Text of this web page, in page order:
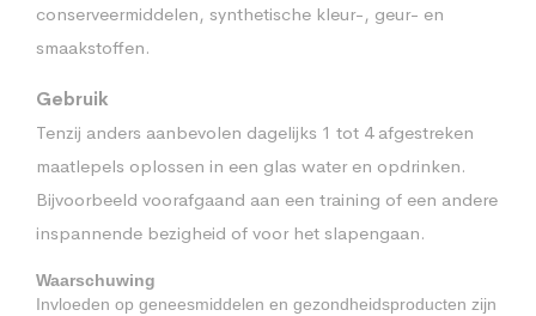
conserveermiddelen, synthetische kleur-, geur- en
smaakstoffen.
Gebruik
Tenzij anders aanbevolen dagelijks 1 tot 4 afgestreken
maatlepels oplossen in een glas water en opdrinken.
Bijvoorbeeld voorafgaand aan een training of een andere
inspannende bezigheid of voor het slapengaan.
Waarschuwing
Invloeden op geneesmiddelen en gezondheidsproducten zijn